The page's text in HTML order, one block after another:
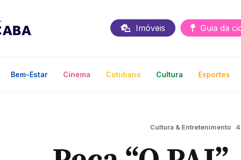
Imóveis Guia da
Bem-Estar Cinema Cotidiano Cultura Esportes
Cultura & Entretenimento